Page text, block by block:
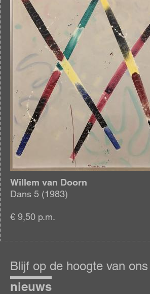
Willem van Doorn
Dans 5 (1983)
€ 9,50 p.m.
op
de
hoogte
Blijf op de hoogte van
nieuws